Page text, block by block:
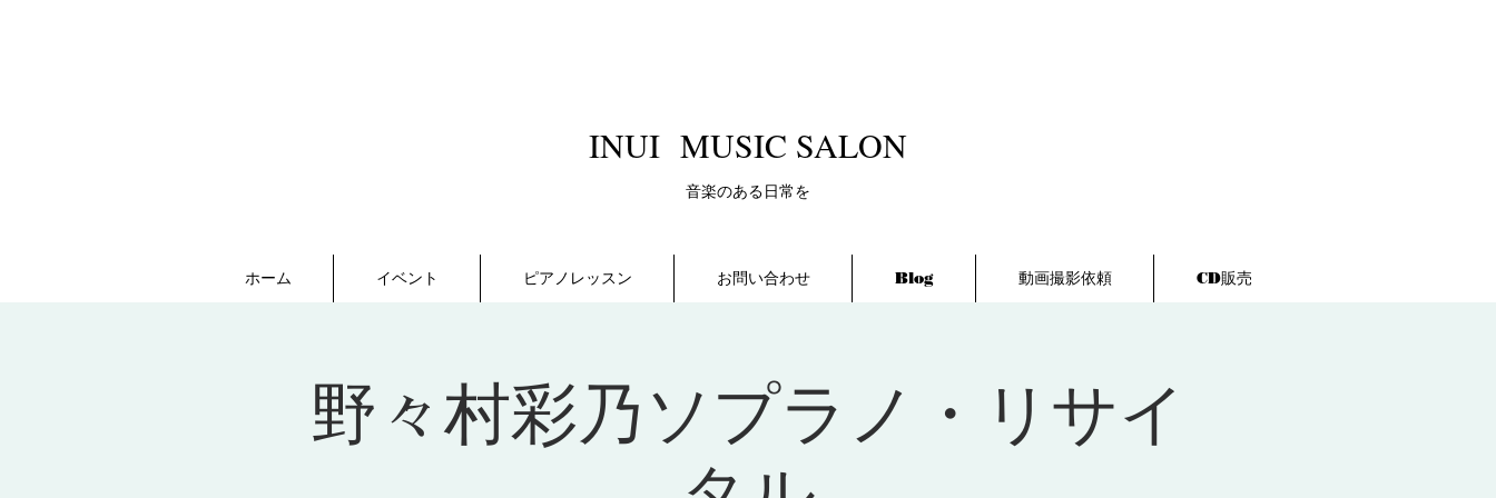
​INUI MUSIC SALON
​音楽のある日常を
ホーム イベント ピアノレッスン お問い合わせ Blog 動画撮影依頼 CD販売
野々村彩乃ソプラノ・リサイ